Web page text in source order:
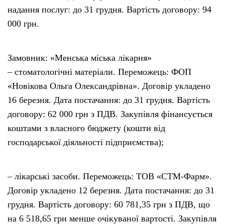
надання послуг: до 31 грудня. Вартість договору: 94
000 грн.
Замовник: «Менська міська лікарня»
– стоматологічні матеріали. Переможець: ФОП
«Новікова Ольга Олександрівна». Договір укладено
16 березня. Дата постачання: до 31 грудня. Вартість
договору: 62 000 грн з ПДВ. Закупівля фінансується
коштами з власного бюджету (кошти від
господарської діяльності підприємства);
– лікарські засоби. Переможець: ТОВ «СТМ-Фарм».
Договір укладено 12 березня. Дата постачання: до 31
грудня. Вартість договору: 60 781,35 грн з ПДВ, що
на 6 518,65 грн менше очікуваної вартості. Закупівля